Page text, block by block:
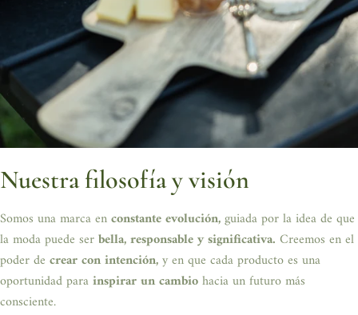
Nuestra filosofía y visión
Somos una marca enconstante evolución,guiada por la idea de que
la moda puede serbella, responsable y significativa. Creemos en el
poder de crear con intención,y en que cada producto es una
oportunidad parainspirar un cambiohacia un futuro más
consciente.